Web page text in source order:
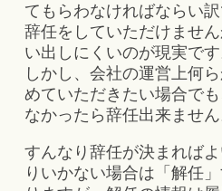
てもらわなければならい
辞任をしていただけませ
い出しにくいのが現実です
しかし、会社の運営上何
めていただきたい場合で
なかったら辞任出来ません
すんなり辞任が決まれば
りいかない場合は「解任